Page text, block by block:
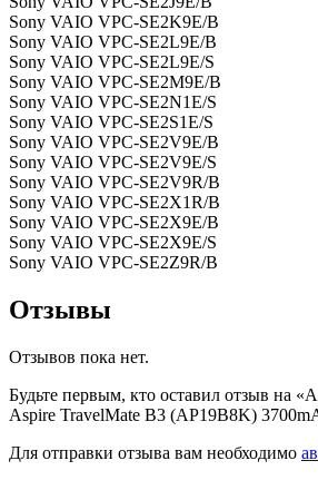
Sony VAIO VPC-SE2K9E/B
Sony VAIO VPC-SE2L9E/B
Sony VAIO VPC-SE2L9E/S
Sony VAIO VPC-SE2M9E/B
Sony VAIO VPC-SE2N1E/S
Sony VAIO VPC-SE2S1E/S
Sony VAIO VPC-SE2V9E/B
Sony VAIO VPC-SE2V9E/S
Sony VAIO VPC-SE2V9R/B
Sony VAIO VPC-SE2X1R/B
Sony VAIO VPC-SE2X9E/B
Sony VAIO VPC-SE2X9E/S
Sony VAIO VPC-SE2Z9R/B
Отзывы
Отзывов пока нет.
Будьте первым, кто оставил отзыв на
Aspire TravelMate B3 (AP19B8K)
Для отправки отзыва вам необходимо